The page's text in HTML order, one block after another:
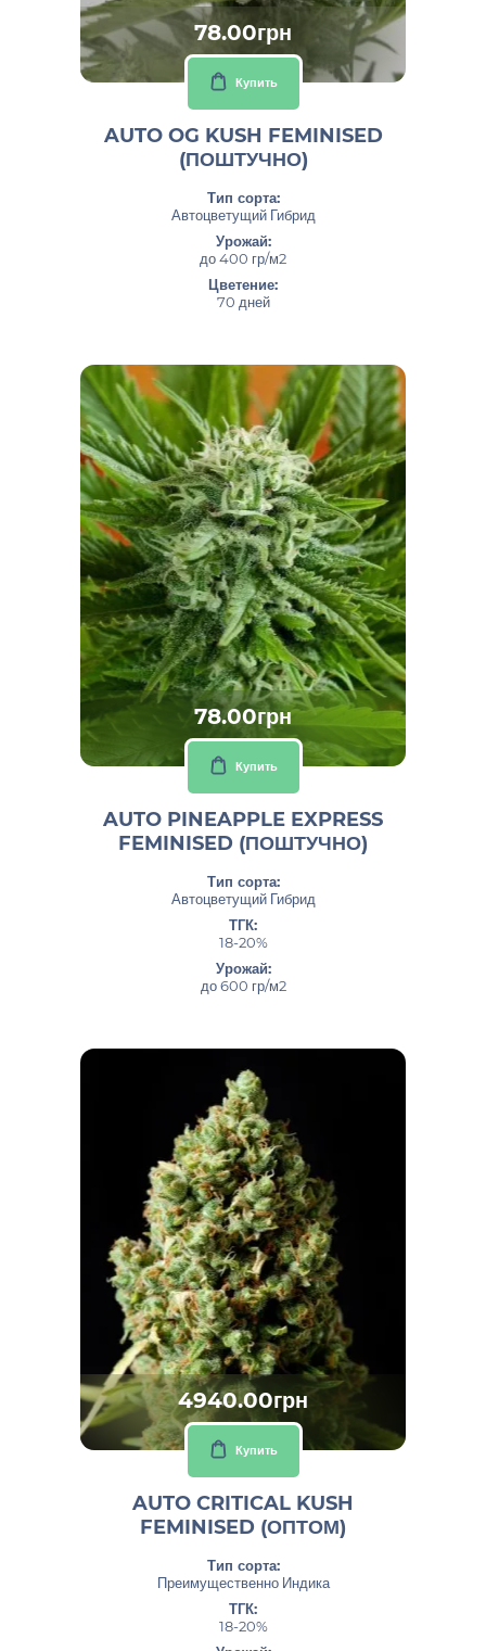
78.00грн
Купить
AUTO OG KUSH FEMINISED
(ПОШТУЧНО)
Тип сорта:
Автоцветущий Гибрид
Урожай:
до 400 гр/м2
Цветение:
70 дней
78.00грн
Купить
AUTO PINEAPPLE EXPRESS
FEMINISED (ПОШТУЧНО)
Тип сорта:
Автоцветущий Гибрид
ТГК:
18-20%
Урожай:
до 600 гр/м2
4940.00грн
Купить
AUTO CRITICAL KUSH
FEMINISED (ОПТОМ)
Тип сорта:
Преимущественно Индика
ТГК:
18-20%